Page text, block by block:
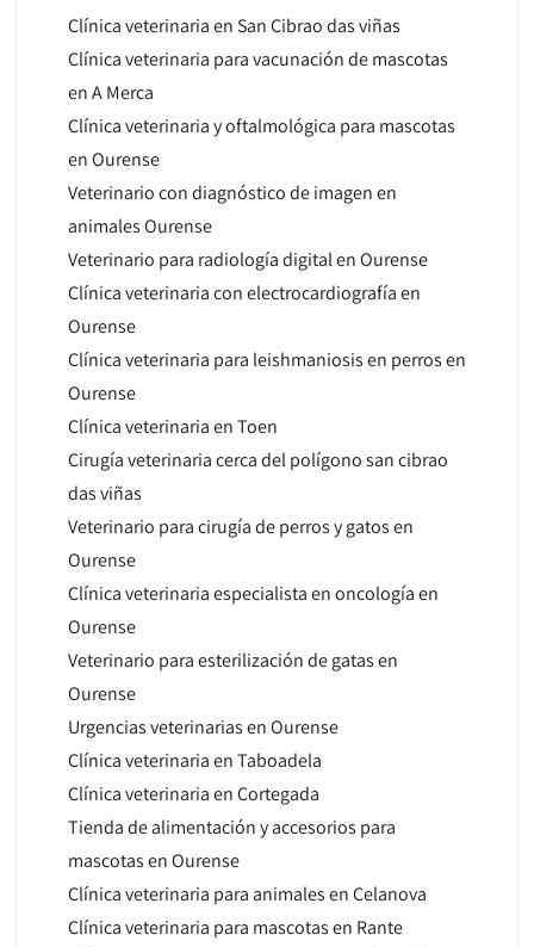
Clínica veterinaria en San Cibrao das viñas
Clínica veterinaria para vacunación de mascotas
en A Merca
Clínica veterinaria y oftalmológica para mascotas
en Ourense
Veterinario con diagnóstico de imagen en
animales Ourense
Veterinario para radiología digital en Ourense
Clínica veterinaria con electrocardiografía en
Ourense
Clínica veterinaria para leishmaniosis en perros en
Ourense
Clínica veterinaria en Toen
Cirugía veterinaria cerca del polígono san cibrao
das viñas
Veterinario para cirugía de perros y gatos en
Ourense
Clínica veterinaria especialista en oncología en
Ourense
Veterinario para esterilización de gatas en
Ourense
Urgencias veterinarias en Ourense
Clínica veterinaria en Taboadela
Clínica veterinaria en Cortegada
Tienda de alimentación y accesorios para
mascotas en Ourense
Clínica veterinaria para animales en Celanova
Clínica veterinaria para mascotas en Rante